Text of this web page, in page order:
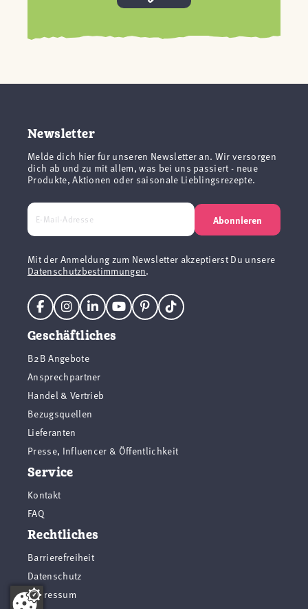
Newsletter
Melde dich hier für unseren Newsletter an. Wir versorgen
dich ab und zu mit allem, was bei uns passiert - neue
Produkte, Aktionen oder saisonale Lieblingsrezepte.
Abonnieren
Mit der Anmeldung zum Newsletter akzeptierst Du unsere
Datenschutzbestimmungen.
Geschäftliches
B2B Angebote
Ansprechpartner
Handel & Vertrieb
Bezugsquellen
Lieferanten
Presse, Influencer & Öffentlichkeit
Service
Kontakt
FAQ
Rechtliches
Barrierefreiheit
Datenschutz
Impressum